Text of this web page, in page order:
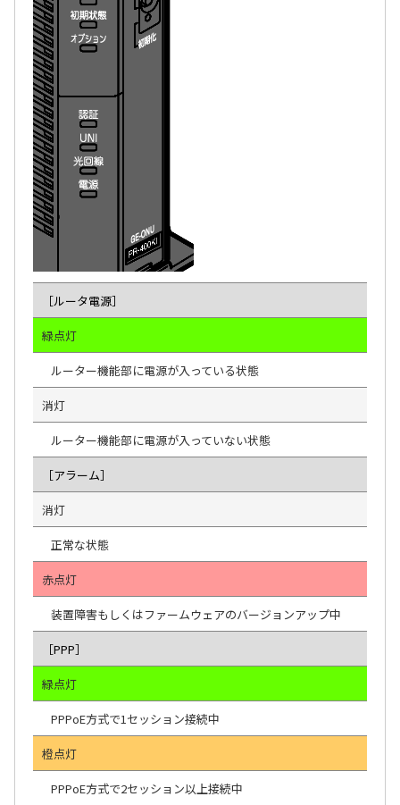
［ルータ電源］
緑点灯
ルーター機能部に電源が入っている状態
消灯
ルーター機能部に電源が入っていない状態
［アラーム］
消灯
正常な状態
赤点灯
装置障害もしくはファームウェアのバージョンアップ中
［PPP］
緑点灯
PPPoE方式で1セッション接続中
橙点灯
PPPoE方式で2セッション以上接続中